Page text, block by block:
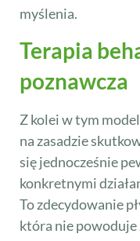
myślenia.
Terapia
poznawcza
Z kolei w tym
na zasadzie
się jednocześnie
konkretnymi
To zdecydowanie
która nie powoduje